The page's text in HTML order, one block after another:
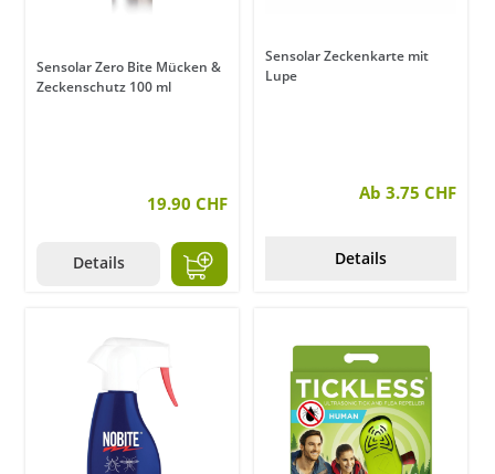
Sensolar Zero Bite Mücken &
Zeckenschutz 100 ml
19.90 CHF
Details
Sensolar Zeckenkarte mit
Lupe
Ab 3.75 CHF
Details